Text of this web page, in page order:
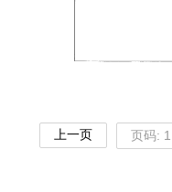
上一页 页码: 1